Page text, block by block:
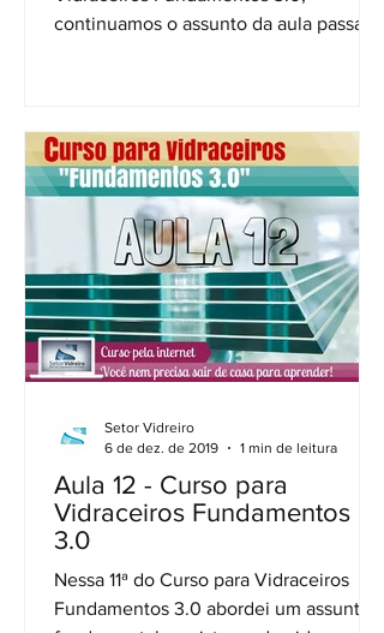
continuamos o assunto da aula passada
Aula 12 - Curso para
Vidraceiros Fundamentos
3.0
Nessa 11ª do Curso para Vidraceiros
Fundamentos 3.0 abordei um assunto
Setor Vidreiro
6 de dez. de 2019
1 min de leitura